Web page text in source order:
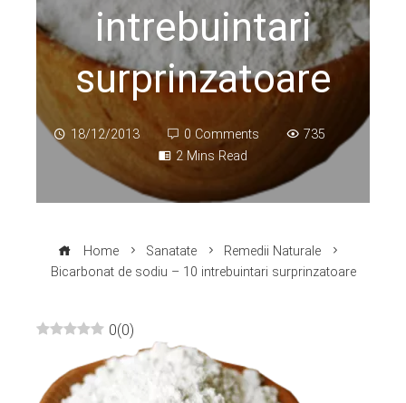
intrebuintari
surprinzatoare
18/12/2013 0 Comments
735
2 Mins Read
Home Sanatate
Remedii Naturale
Bicarbonat de sodiu – 10 intrebuintari surprinzatoare
0(0)